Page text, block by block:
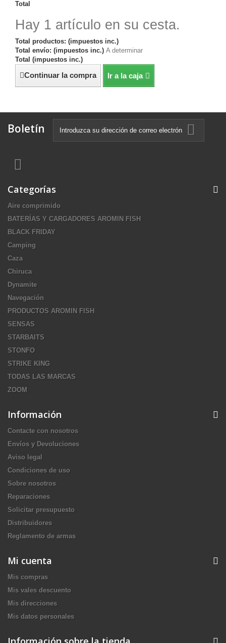
Total
Hay 1 artículo en su cesta.
Total productos: (impuestos inc.)
Total envío: (impuestos inc.) A determinar
Total (impuestos inc.)
Continuar la compra Ir a la caja
Boletín
Categorías
Aire comprimido
BATERÍAS Y CARGADORES AROMIN FISH
BLACK FRIDAY
Camping
Caza
Chiruca
Dynamite
Navegación
PRODUCTOS AROMIN FISH
SENSAS
STARBAITS
STONFO
STRIKE KING
TODAS LAS MARCAS
ZOOM
Información
Contacte con nosotros
Envíos y Devoluciones
Aviso legal
Condiciones de uso
Sobre nosotros
Reparaciones
Solicitar presupuesto
Distribuidores
Reglamento de armas
Mi cuenta
Mis compras
Mis vales descuento
Mis direcciones
Mis datos personales